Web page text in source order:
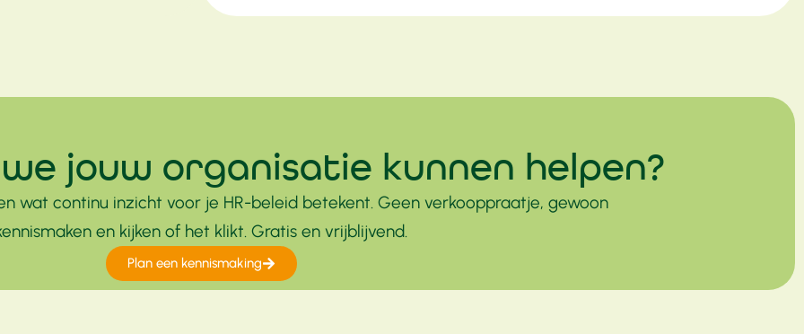
jouw organisatie kunnen helpen?
wat continu inzicht voor je HR-beleid betekent. Geen verkooppraatje, gewoon
en kijken of het klikt. Gratis en vrijblijvend.
Plan een kennismaking